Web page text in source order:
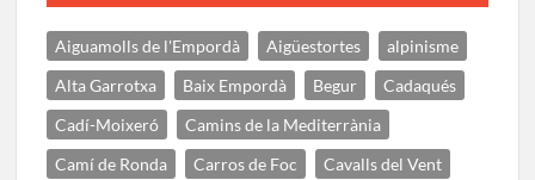
Aiguamolls de l'Empordà Aigüestortes
alpinisme
Alta Garrotxa
Baix Empordà Begur
Cadaqués
Cadí-Moixeró
Camins de la Mediterrània
Camí de Ronda
Carros de Foc
Cavalls del Vent